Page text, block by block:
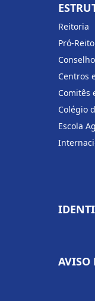
Reitoria
Pró-
Centros
Comitês
Colégio
Escola
AVISO